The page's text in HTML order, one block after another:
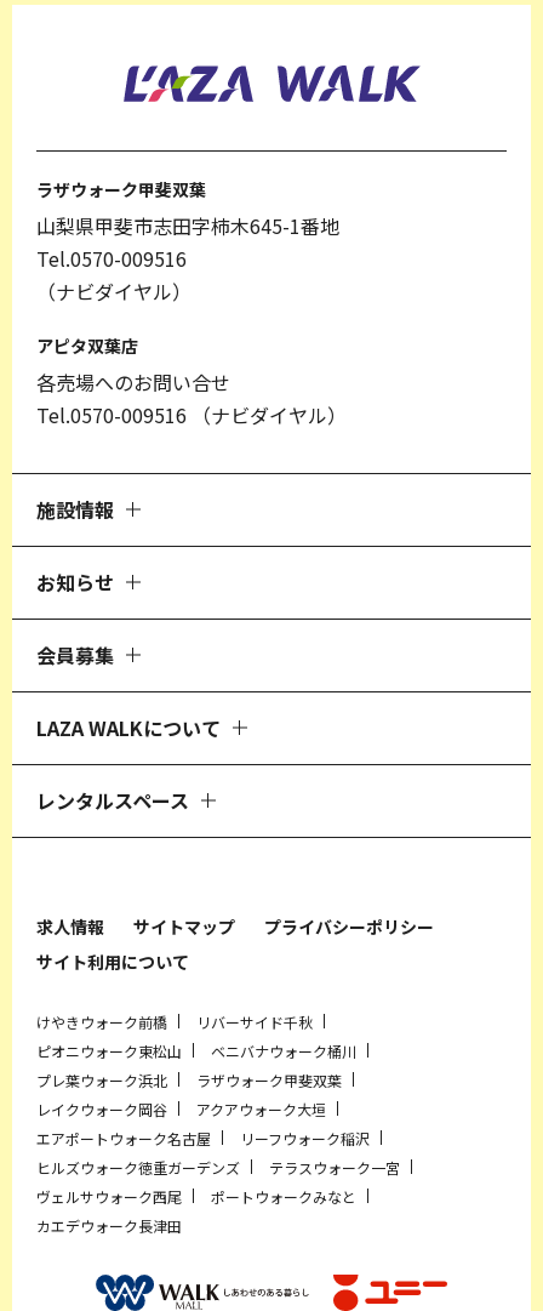
ラザウォーク甲斐双葉
山梨県甲斐市志田字柿木645-1番地
Tel.0570-009516
（ナビダイヤル）
アピタ双葉店
各売場へのお問い合せ
Tel.0570-009516 （ナビダイヤル）
施設情報
お知らせ
会員募集
LAZA WALKについて
レンタルスペース
求人情報 サイトマップ
プライバシーポリシー
サイト利用について
けやきウォーク前橋
リバーサイド千秋
ピオニウォーク東松山
ベニバナウォーク桶川
プレ葉ウォーク浜北
ラザウォーク甲斐双葉
レイクウォーク岡谷
アクアウォーク大垣
エアポートウォーク名古屋
リーフウォーク稲沢
ヒルズウォーク徳重ガーデンズ
テラスウォーク一宮
ヴェルサウォーク西尾
ポートウォークみなと
カエデウォーク長津田